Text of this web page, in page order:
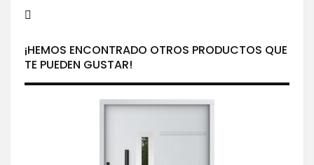
¡HEMOS ENCONTRADO OTROS PRODUCTOS QUE
TE PUEDEN GUSTAR!